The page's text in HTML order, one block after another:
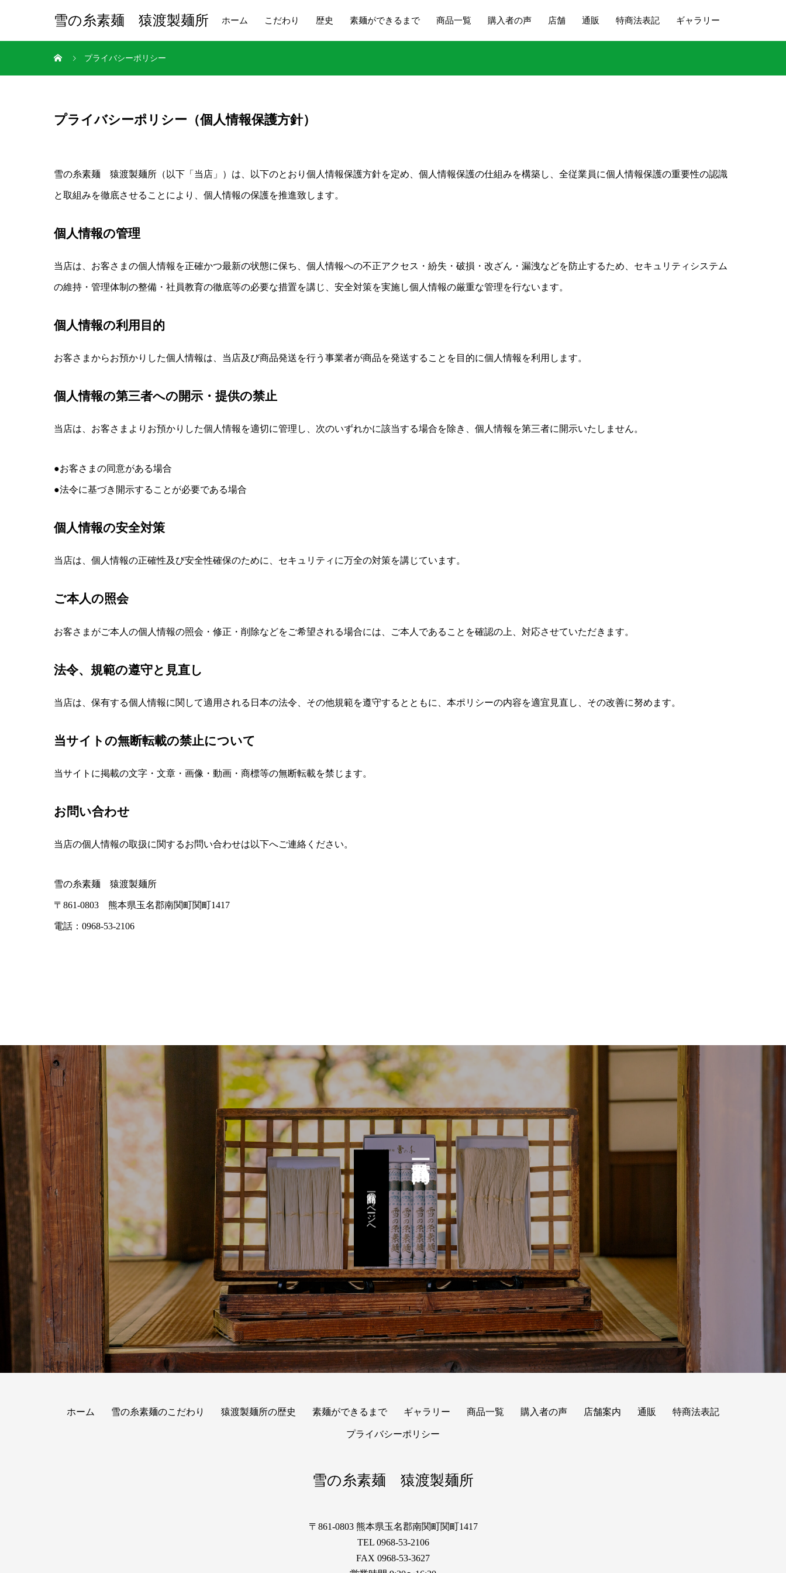
雪の糸素麺 猿渡製麺所 ホーム こだわり 歴史 素麺ができるまで 商品一覧 購入者の声 店舗 通販 特商法表記 ギャラリー
プライバシーポリシー
プライバシーポリシー（個人情報保護方針）
雪の糸素麺 猿渡製麺所（以下「当店」）は、以下のとおり個人情報保護方針を定め、個人情報保護の仕組みを構築し、全従業員に個人情報保護の重要性の認識
と取組みを徹底させることにより、個人情報の保護を推進致します。
個人情報の管理
当店は、お客さまの個人情報を正確かつ最新の状態に保ち、個人情報への不正アクセス・紛失・破損・改ざん・漏洩などを防止するため、セキュリティシステム
の維持・管理体制の整備・社員教育の徹底等の必要な措置を講じ、安全対策を実施し個人情報の厳重な管理を行ないます。
個人情報の利用目的
お客さまからお預かりした個人情報は、当店及び商品発送を行う事業者が商品を発送することを目的に個人情報を利用します。
個人情報の第三者への開示・提供の禁止
当店は、お客さまよりお預かりした個人情報を適切に管理し、次のいずれかに該当する場合を除き、個人情報を第三者に開示いたしません。
●お客さまの同意がある場合
●法令に基づき開示することが必要である場合
個人情報の安全対策
当店は、個人情報の正確性及び安全性確保のために、セキュリティに万全の対策を講じています。
ご本人の照会
お客さまがご本人の個人情報の照会・修正・削除などをご希望される場合には、ご本人であることを確認の上、対応させていただきます。
法令、規範の遵守と見直し
当店は、保有する個人情報に関して適用される日本の法令、その他規範を遵守するとともに、本ポリシーの内容を適宜見直し、その改善に努めます。
当サイトの無断転載の禁止について
当サイトに掲載の文字・文章・画像・動画・商標等の無断転載を禁じます。
お問い合わせ
当店の個人情報の取扱に関するお問い合わせは以下へご連絡ください。
雪の糸素麺 猿渡製麺所
〒861-0803 熊本県玉名郡南関町関町1417
電話：0968-53-2106
商品一覧のページへ
ホーム 雪の糸素麺のこだわり 猿渡製麺所の歴史 素麺ができるまで ギャラリー 商品一覧 購入者の声 店舗案内 通販 特商法表記
プライバシーポリシー
雪の糸素麺 猿渡製麺所
〒861-0803 熊本県玉名郡南関町関町1417
TEL 0968-53-2106
FAX 0968-53-3627